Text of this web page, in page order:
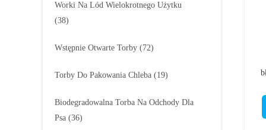
Worki Na Lód Wielokrotnego Użytku
(38)
Wstępnie Otwarte Torby (72)
Torby Do Pakowania Chleba (19)
Biodegradowalna Torba Na Odchody Dla
Psa (36)